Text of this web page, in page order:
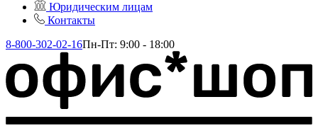
Юридическим лицам
Контакты
8-800-302-02-16Пн-Пт: 9:00 - 18:00